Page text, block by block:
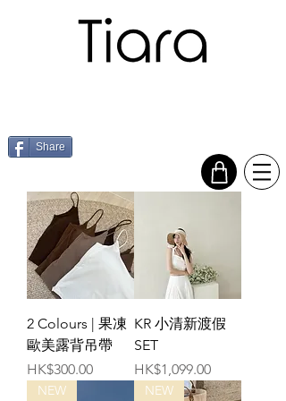
Share
2 Colours | 果凍
歐美露背吊帶
價格
HK$300.00
KR 小清新渡假
SET
價格
HK$1,099.00
NEW NEW